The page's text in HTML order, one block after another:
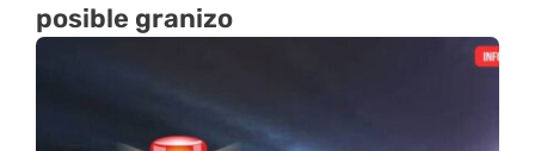
posible granizo